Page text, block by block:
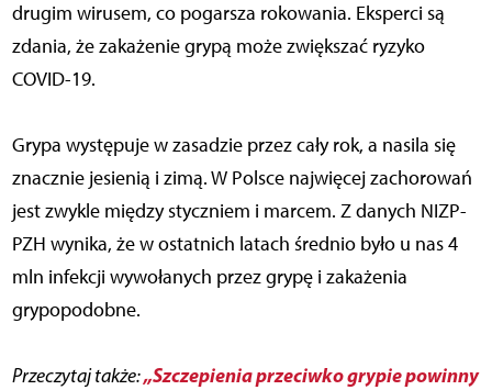
drugim wirusem, co pogarsza rokowania. Eksperci są
zdania, że zakażenie grypą może zwiększać ryzyko
COVID-19.
Grypa występuje w zasadzie przez cały rok, a nasila się
znacznie jesienią i zimą. W Polsce najwięcej zachorowań
jest zwykle między styczniem i marcem. Z danych NIZP-
PZH wynika, że w ostatnich latach średnio było u nas 4
mln infekcji wywołanych przez grypę i zakażenia
grypopodobne.
Przeczytaj także:„Szczepienia przeciwko grypie powinny